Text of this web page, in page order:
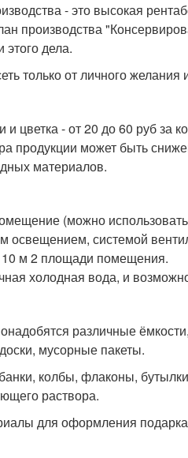
- это высокая
производства
этого дела.
только от личного желания
цветка - от 20 до 60 руб за
продукции может быть
материалов.
(можно
освещением, системой
м 2 площади помещения.
холодная вода, и
различные
мусорные пакеты.
колбы, флаконы,
раствора.
для оформления